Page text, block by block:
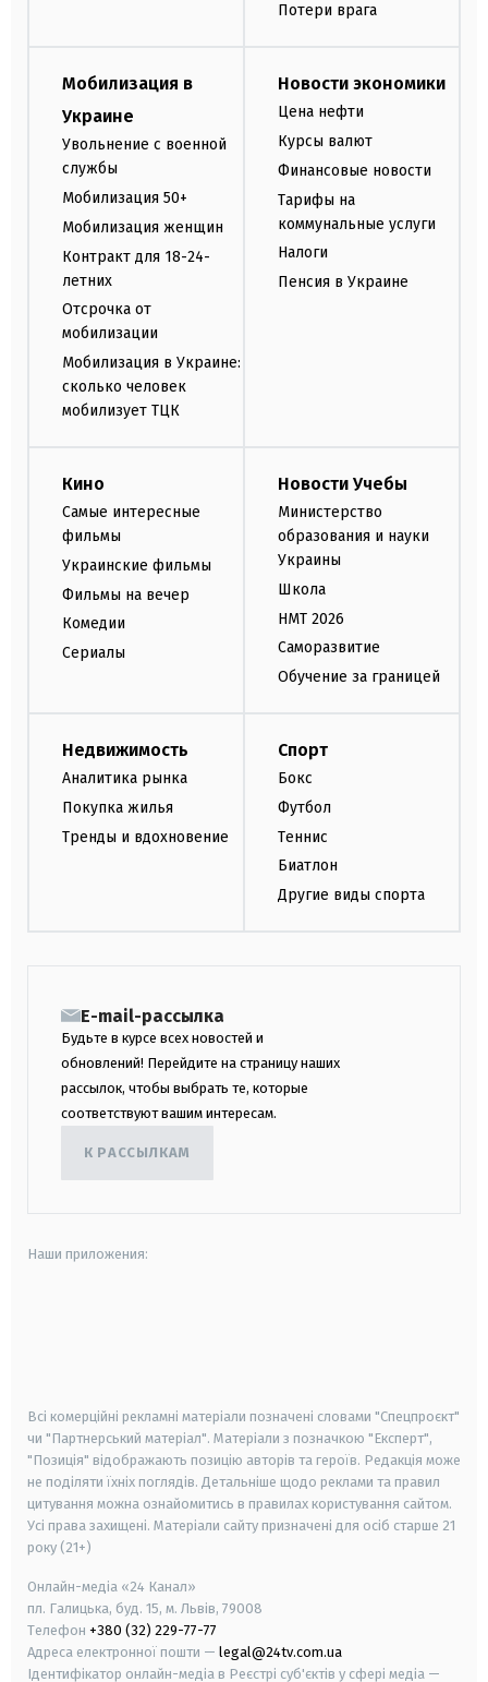
Потери врага
Мобилизация в
Украине
Увольнение с военной
службы
Мобилизация 50+
Мобилизация женщин
Контракт для 18-24-
летних
Отсрочка от
мобилизации
Мобилизация в Украине:
сколько человек
мобилизует ТЦК
Новости экономики
Цена нефти
Курсы валют
Финансовые новости
Тарифы на
коммунальные услуги
Налоги
Пенсия в Украине
Кино
Самые интересные
фильмы
Украинские фильмы
Фильмы на вечер
Комедии
Сериалы
Новости Учебы
Министерство
образования и науки
Украины
Школа
НМТ 2026
Саморазвитие
Обучение за границей
Недвижимость
Аналитика рынка
Покупка жилья
Тренды и вдохновение
Спорт
Бокс
Футбол
Теннис
Биатлон
Другие виды спорта
E-mail-рассылка
Будьте в курсе всех новостей и
обновлений! Перейдите на страницу наших
рассылок, чтобы выбрать те, которые
соответствуют вашим интересам.
К РАССЫЛКАМ
Наши приложения:
Всі комерційні рекламні матеріали позначені словами "Спецпроєкт"
чи "Партнерський матеріал". Матеріали з позначкою "Експерт",
"Позиція" відображають позицію авторів та героїв. Редакція може
не поділяти їхніх поглядів. Детальніше щодо реклами та правил
цитування можна ознайомитись в правилах користування сайтом.
Усі права захищені. Матеріали сайту призначені для осіб старше 21
року (21+)
Онлайн-медіа «24 Канал»
пл. Галицька, буд. 15, м. Львів, 79008
Телефон +380 (32) 229-77-77
Адреса електронної пошти — legal@24tv.com.ua
Ідентифікатор онлайн-медіа в Реєстрі суб'єктів у сфері медіа —